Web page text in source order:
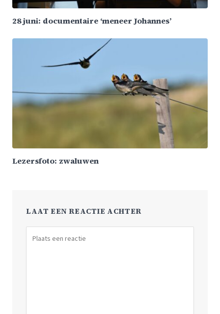
28 juni: documentaire ‘meneer Johannes’
Lezersfoto: zwaluwen
LAAT EEN REACTIE ACHTER